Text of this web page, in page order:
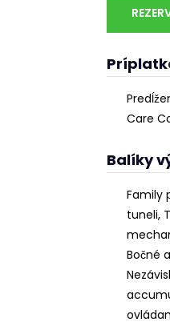
Care
Balíky
Family
tuneli,
Bočné